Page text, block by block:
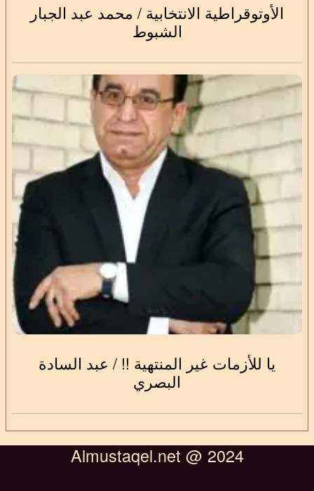
الأوتوقراطية الانتخابية / محمد عبد الجبار
الشبوط
يا للأزمات غير المنتهية !! / عبد السادة
البصري
Almustaqel.net @ 2024